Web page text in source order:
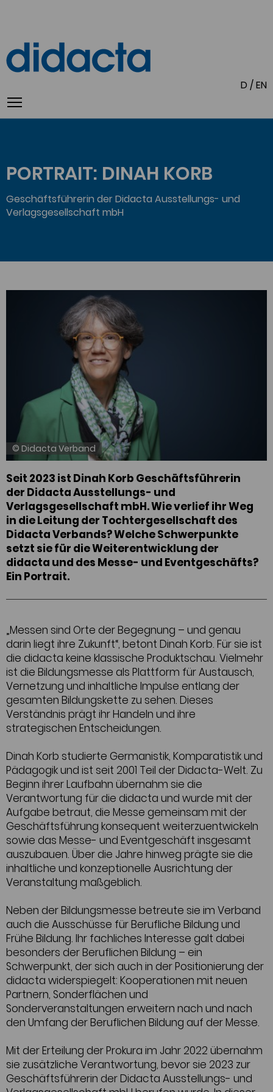
D /EN
PORTRAIT: DINAH KORB
Geschäftsführerin der Didacta Ausstellungs- und
Verlagsgesellschaft mbH
© Didacta Verband
Seit 2023 ist Dinah Korb Geschäftsführerin
der Didacta Ausstellungs- und
Verlagsgesellschaft mbH. Wie verlief ihr Weg
in die Leitung der Tochtergesellschaft des
Didacta Verbands? Welche Schwerpunkte
setzt sie für die Weiterentwicklung der
didacta und des Messe- und Eventgeschäfts?
Ein Portrait.
„Messen sind Orte der Begegnung – und genau
darin liegt ihre Zukunft“, betont Dinah Korb. Für sie ist
die didacta keine klassische Produktschau. Vielmehr
ist die Bildungsmesse als Plattform für Austausch,
Vernetzung und inhaltliche Impulse entlang der
gesamten Bildungskette zu sehen. Dieses
Verständnis prägt ihr Handeln und ihre
strategischen Entscheidungen.
Dinah Korb studierte Germanistik, Komparatistik und
Pädagogik und ist seit 2001 Teil der Didacta-Welt. Zu
Beginn ihrer Laufbahn übernahm sie die
Verantwortung für die didacta und wurde mit der
Aufgabe betraut, die Messe gemeinsam mit der
Geschäftsführung konsequent weiterzuentwickeln
sowie das Messe- und Eventgeschäft insgesamt
auszubauen. Über die Jahre hinweg prägte sie die
inhaltliche und konzeptionelle Ausrichtung der
Veranstaltung maßgeblich.
Neben der Bildungsmesse betreute sie im Verband
auch die Ausschüsse für Berufliche Bildung und
Frühe Bildung. Ihr fachliches Interesse galt dabei
besonders der Beruflichen Bildung – ein
Schwerpunkt, der sich auch in der Positionierung der
didacta widerspiegelt: Kooperationen mit neuen
Partnern, Sonderflächen und
Sonderveranstaltungen erweitern nach und nach
den Umfang der Beruflichen Bildung auf der Messe.
Mit der Erteilung der Prokura im Jahr 2022 übernahm
sie zusätzliche Verantwortung, bevor sie 2023 zur
Geschäftsführerin der Didacta Ausstellungs- und